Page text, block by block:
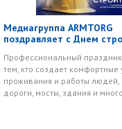
Медиагруппа ARMTORG
поздравляет с Днем
Профессиональный
тем, кто создает комфортные
проживания и работы людей,
дороги, мосты, здания и